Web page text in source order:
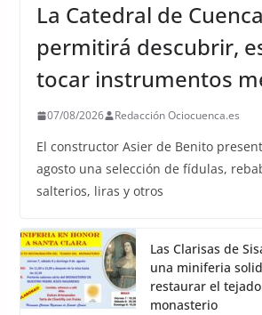
La Catedral de Cuenca
permitirá descubrir,
tocar instrumentos
07/08/2026 Redacción Ociocuenca.es
El constructor Asier de Benito
agosto una selección de fídulas,
salterios, liras y otros
Las Clarisas de
una miniferia
restaurar el
monasterio